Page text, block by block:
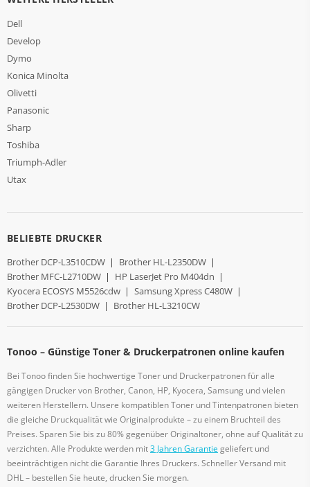
Dell
Develop
Dymo
Konica Minolta
Olivetti
Panasonic
Sharp
Toshiba
Triumph-Adler
Utax
BELIEBTE DRUCKER
Brother DCP-L3510CDW | Brother HL-L2350DW |
Brother MFC-L2710DW | HP LaserJet Pro M404dn |
Kyocera ECOSYS M5526cdw | Samsung Xpress C480W |
Brother DCP-L2530DW | Brother HL-L3210CW
Tonoo – Günstige Toner & Druckerpatronen online kaufen
Bei Tonoo finden Sie hochwertige Toner und Druckerpatronen für alle
gängigen Drucker von Brother, Canon, HP, Kyocera, Samsung und vielen
weiteren Herstellern. Unsere kompatiblen Toner und Tintenpatronen bieten
die gleiche Druckqualität wie Originalprodukte – zu einem Bruchteil des
Preises. Sparen Sie bis zu 80% gegenüber Originaltoner, ohne auf Qualität zu
verzichten. Alle Produkte werden mit3 Jahren Garantiegeliefert und
beeinträchtigen nicht die Garantie Ihres Druckers. Schneller Versand mit
DHL – bestellen Sie heute, drucken Sie morgen.